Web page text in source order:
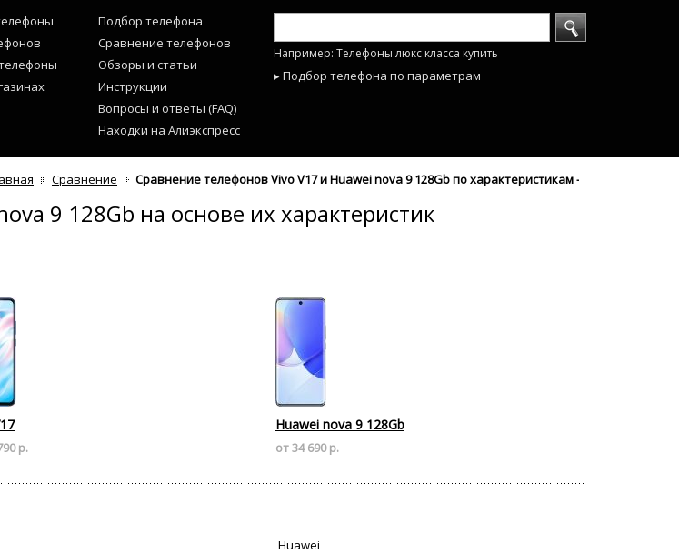
Подбор телефона
Сравнение телефонов
Обзоры и статьи
Инструкции
Вопросы и ответы (FAQ)
Находки на Алиэкспресс
Например: Телефоны люкс класса купить
▸ Подбор телефона по параметрам
Сравнение Сравнение телефонов Vivo V17 и Huawei nova 9 128Gb по характеристикам - mobyhobby.ru
9 128Gb на основе их характеристик
р.
Huawei nova 9 128Gb
от 34 690 р.
Huawei